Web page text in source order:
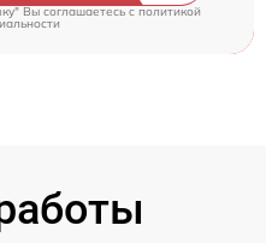
Вы соглашаетесь cполитикой